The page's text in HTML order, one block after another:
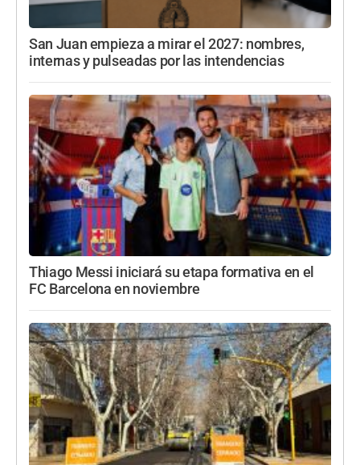
San Juan empieza a mirar el 2027: nombres,
internas y pulseadas por las intendencias
Thiago Messi iniciará su etapa formativa en el
FC Barcelona en noviembre